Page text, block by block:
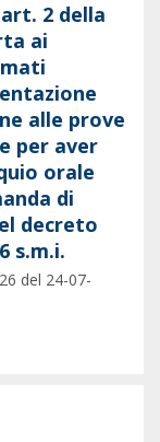
2 della
ai
alle prove
per aver
orale
di
decreto
s.m.i.
del 24-07-